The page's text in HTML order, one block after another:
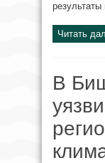
результаты
Читать
В